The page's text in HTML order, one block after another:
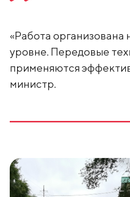
«Работа
уровне. Передовые
применяются
министр.